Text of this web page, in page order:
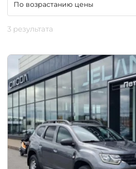
3 результата